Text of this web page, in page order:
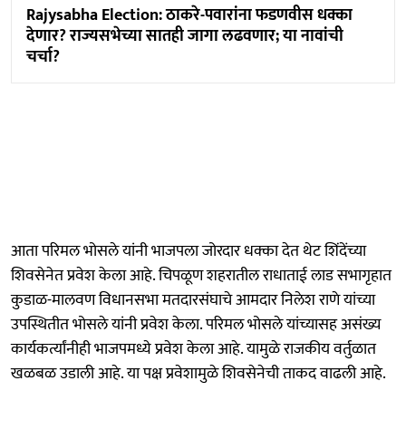
Rajysabha Election: ठाकरे-पवारांना फडणवीस धक्का
देणार? राज्यसभेच्या सातही जागा लढवणार; या नावांची
चर्चा?
आता परिमल भोसले यांनी भाजपला जोरदार धक्का देत थेट शिंदेंच्या
शिवसेनेत प्रवेश केला आहे. चिपळूण शहरातील राधाताई लाड सभागृहात
कुडाळ-मालवण विधानसभा मतदारसंघाचे आमदार निलेश राणे यांच्या
उपस्थितीत भोसले यांनी प्रवेश केला. परिमल भोसले यांच्यासह असंख्य
कार्यकर्त्यांनीही भाजपमध्ये प्रवेश केला आहे. यामुळे राजकीय वर्तुळात
खळबळ उडाली आहे. या पक्ष प्रवेशामुळे शिवसेनेची ताकद वाढली आहे.